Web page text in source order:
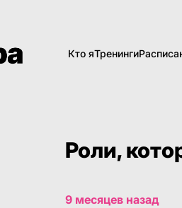
Кто яТренинги
Роли,
9 месяцев назад